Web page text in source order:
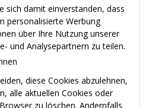
sich damit einverstanden, dass
personalisierte Werbung
über Ihre Nutzung unserer
und Analysepartnern zu teilen.
diese Cookies abzulehnen,
alle aktuellen Cookies oder
zu löschen. Andernfalls